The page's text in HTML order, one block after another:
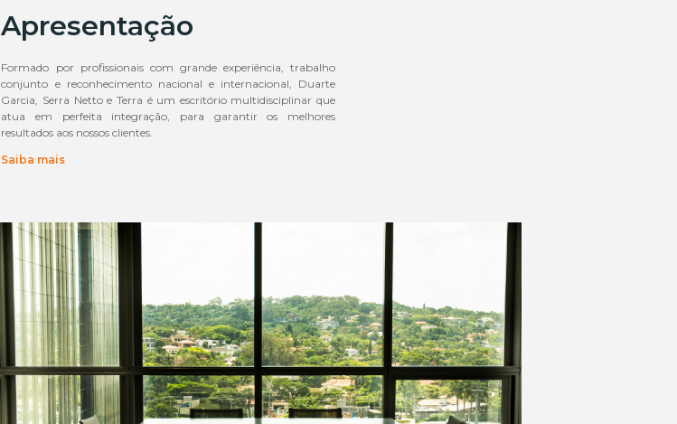
Apresentação
Formado por profissionais com grande experiência, trabalho
conjunto e reconhecimento nacional e internacional, Duarte
Garcia, Serra Netto e Terra é um escritório multidisciplinar que
atua em perfeita integração, para garantir os melhores
resultados aos nossos clientes.
Saiba mais